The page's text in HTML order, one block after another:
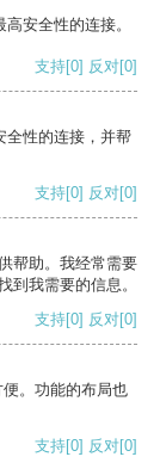
安全性的连接。
支持[0] 反对[0]
全性的连接，并帮
支持[0] 反对[0]
帮助。我经常需要
到我需要的信息。
支持[0] 反对[0]
。功能的布局也
支持[0] 反对[0]